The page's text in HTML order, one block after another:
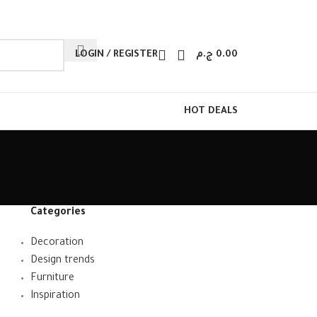
LOGIN / REGISTER 0.00 ج.م
HOT DEALS
Categories
Decoration
Design trends
Furniture
Inspiration